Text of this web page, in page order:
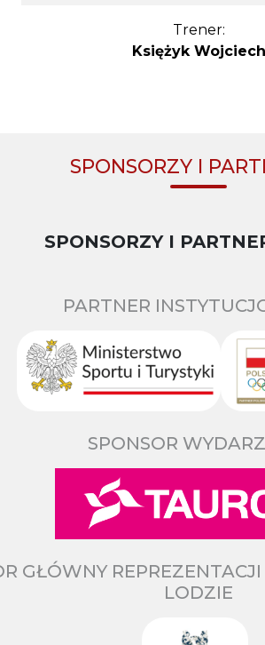
Trener:
Księżyk Wojciech
SPONSORZY I
SPONSORZY I
PARTNER
SPONSOR
GŁÓWNY
LODZIE